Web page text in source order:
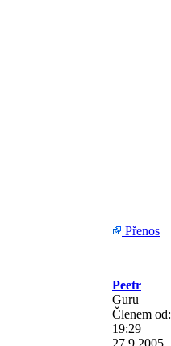
Přenos
Peetr
Guru
Členem od:
19:29
27.9.2005